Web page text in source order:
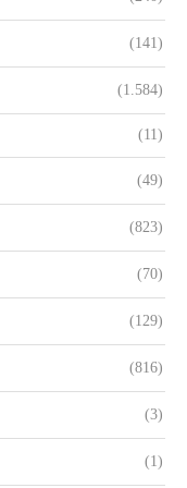
(141)
(1.584)
(11)
(49)
(823)
(70)
(129)
(816)
(3)
(1)